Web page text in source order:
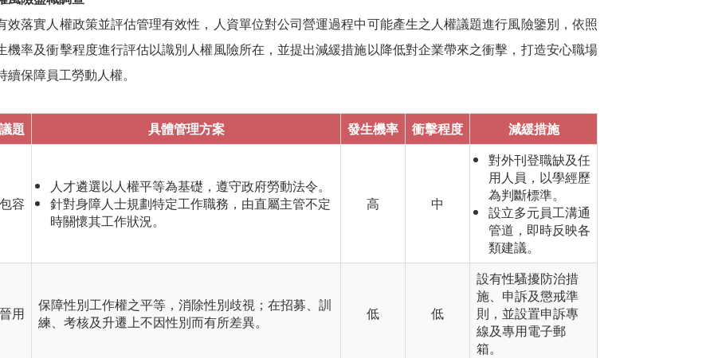
效落實人權政策並評估管理有效性，人資單位對公司營運過程中可能產生之人權議題進行風險鑒別，依照
機率及衝擊程度進行評估以識別人權風險所在，並提出減緩措施以降低對企業帶來之衝擊，打造安心職場
續保障員工勞動人權。
題 具體管理方案 發生機率 衝擊程度 減緩措施
容
人才遴選以人權平等為基礎，遵守政府勞動法令。
針對身障人士規劃特定工作職務，由直屬主管不定
時關懷其工作狀況。
高 中
對外刊登職缺及任
用人員，以學經歷
為判斷標準。
設立多元員工溝通
管道，即時反映各
類建議。
用
保障性別工作權之平等，消除性別歧視；在招募、訓
練、考核及升遷上不因性別而有所差異。
低 低
設有性騷擾防治措
施、申訴及懲戒準
則，並設置申訴專
線及專用電子郵
箱。